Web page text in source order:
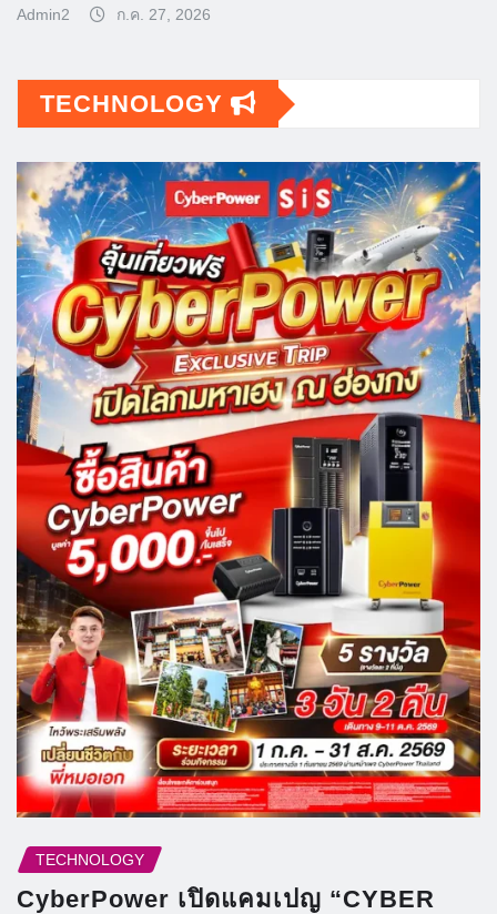
Admin2 ก.ค. 27, 2026
TECHNOLOGY
TECHNOLOGY
CyberPower เปิดแคมเปญ “CYBER